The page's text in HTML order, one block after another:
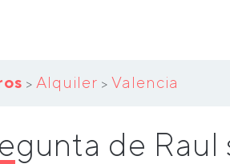
> Alquiler > Valencia
de Raul